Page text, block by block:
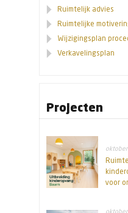
Ruimtelijk advies
Ruimtelijke
Wijzigingsplan
Verkavelingsplan
Projecten
voor